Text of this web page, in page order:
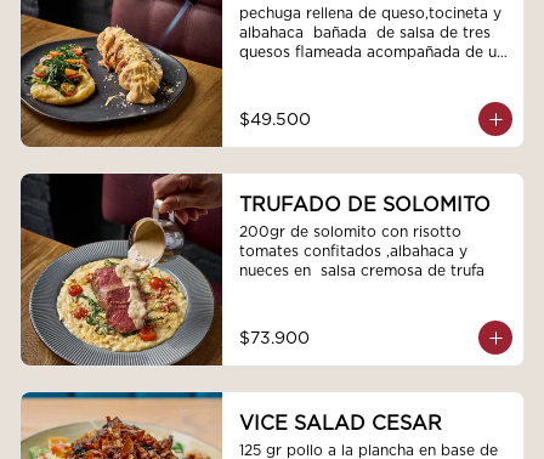
pechuga rellena de queso,tocineta y
albahaca  bañada  de salsa de tres
quesos flameada acompañada de un
pimienta
$49.500
TRUFADO DE SOLOMITO
200gr de solomito con risotto
tomates confitados ,albahaca y
nueces en  salsa cremosa de trufa
$73.900
VICE SALAD CESAR
125 gr pollo a la plancha en base de